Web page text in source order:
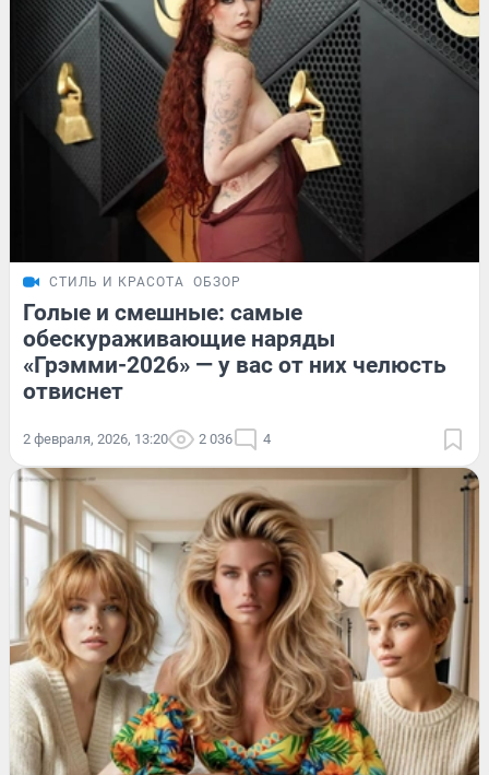
СТИЛЬ И КРАСОТА ОБЗОР
Голые и смешные: самые
обескураживающие наряды
«Грэмми-2026» — у вас от них челюсть
отвиснет
2 февраля, 2026, 13:20 2 036 4